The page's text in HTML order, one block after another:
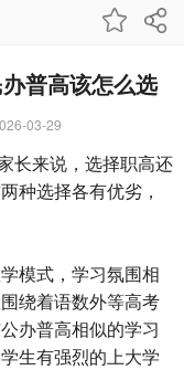
普高该怎么选
03-29
来说，选择职高还
种选择各有优劣，
模式，学习氛围相
绕着语数外等高考
办普高相似的学习
生有强烈的上大学